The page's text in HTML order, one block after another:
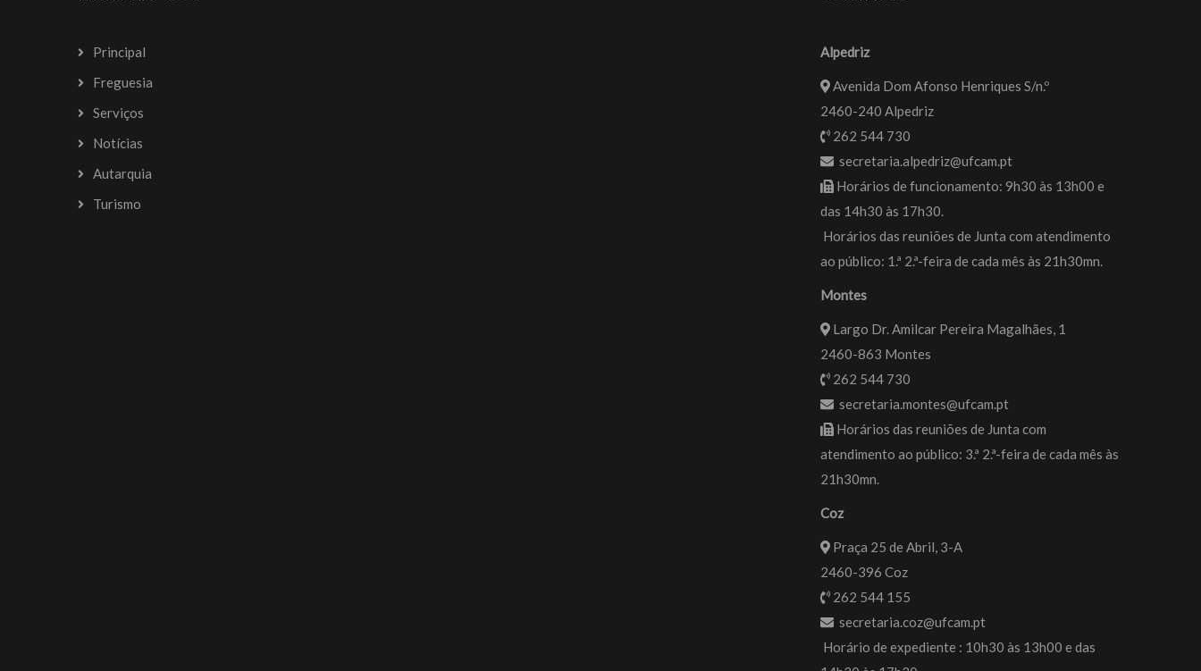
Principal
Freguesia
Serviços
Notícias
Autarquia
Turismo
Alpedriz
Avenida Dom Afonso Henriques S/n.º
2460-240 Alpedriz
262 544 730
secretaria.alpedriz@ufcam.pt
Horários de funcionamento: 9h30 às 13h00 e
das 14h30 às 17h30.
Horários das reuniões de Junta com atendimento
ao público: 1.ª 2.ª-feira de cada mês às 21h30mn.
Montes
Largo Dr. Amilcar Pereira Magalhães, 1
2460-863 Montes
262 544 730
secretaria.montes@ufcam.pt
Horários das reuniões de Junta com
atendimento ao público: 3.ª 2.ª-feira de cada mês às
21h30mn.
Coz
Praça 25 de Abril, 3-A
2460-396 Coz
262 544 155
secretaria.coz@ufcam.pt
Horário de expediente : 10h30 às 13h00 e das